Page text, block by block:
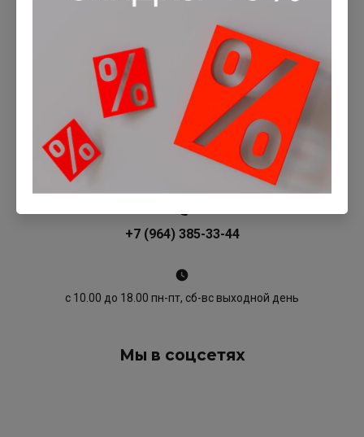
+7 (964) 385-33-44
с 10.00 до 18.00 пн-пт, сб-вс выходной день
Мы в соцсетях